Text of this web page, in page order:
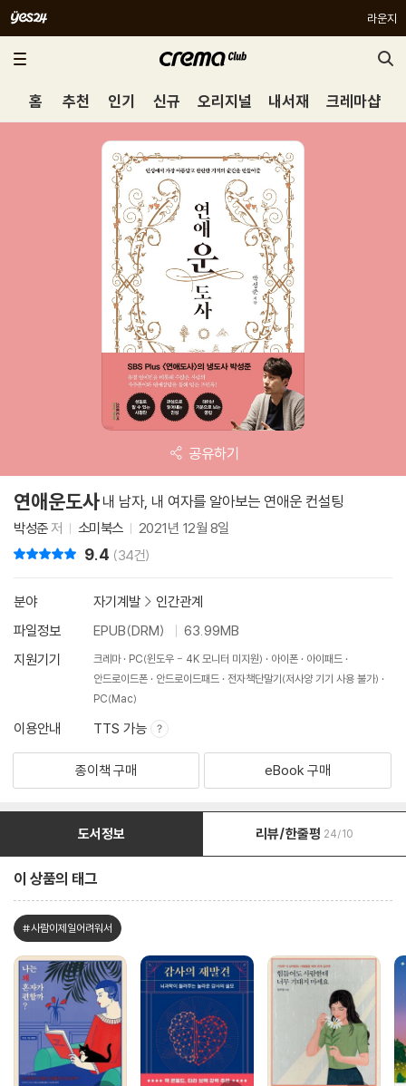
라운지
홈 추천 인기 신규 오리지널 내서재 크레마샵
공유하기
연애운도사 내 남자, 내 여자를 알아보는 연애운 컨설팅
박성준저 소미북스 2021년 12월 8일
9.4 (34건)
분야 자기계발 > 인간관계
파일정보
EPUB(DRM)
63.99MB
지원기기
크레마 PC(윈도우 - 4K 모니터 미지원) 아이폰
아이패드
안드로이드폰
안드로이드패드
전자책단말기(저사양 기기 사용 불가)
PC(Mac)
이용안내 TTS 가능
종이책 구매 eBook 구매
도서정보 리뷰/한줄평 24/10
이 상품의 태그
#사람이제일어려워서